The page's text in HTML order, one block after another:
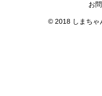
お
© 2018 しまちゃ